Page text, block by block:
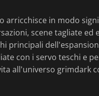
arricchisce in modo
scene tagliate ed
principali
con i servo teschi e
all'universo grimdark